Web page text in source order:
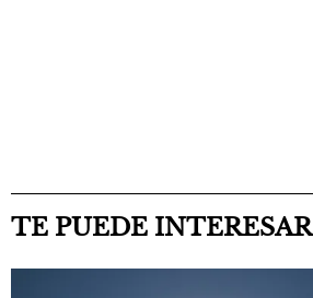
TE PUEDE INTERESAR